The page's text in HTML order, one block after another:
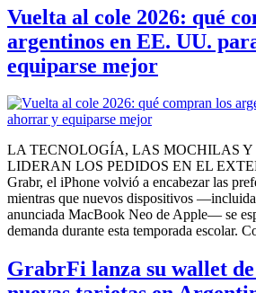
Vuelta al cole 2026: qué
argentinos en EE. UU.
equiparse mejor
LA TECNOLOGÍA, LAS MOCHILAS
LIDERAN LOS PEDIDOS EN EL
Grabr, el iPhone volvió a encabezar las
mientras que nuevos dispositivos
anunciada MacBook Neo de Apple— se
demanda durante esta temporada escolar.
GrabrFi lanza su wallet